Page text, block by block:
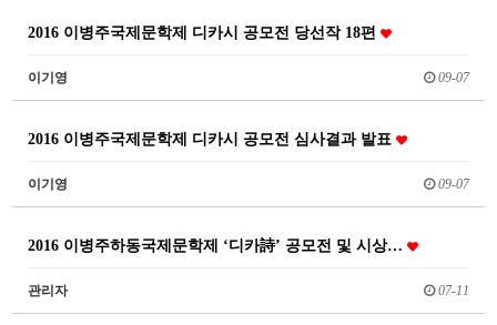
2016 이병주국제문학제 디카시 공모전 당선작 18편
이기영 09-07
2016 이병주국제문학제 디카시 공모전 심사결과 발표
이기영 09-07
2016 이병주하동국제문학제 ‘디카詩’ 공모전 및 시상…
관리자 07-11